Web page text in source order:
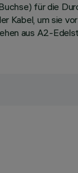
für die
Kabel, um sie
aus A2-